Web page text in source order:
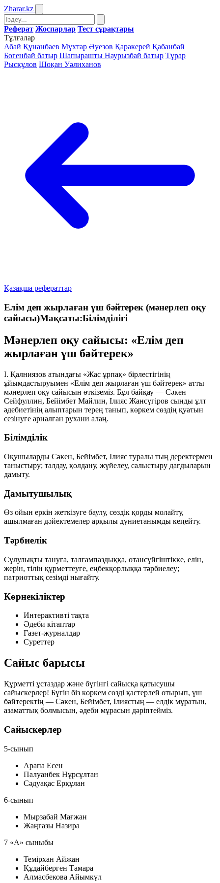
Zharar.kz
Реферат Жоспарлар Тест сұрақтары
Тұлғалар
Абай Құнанбаев Мұхтар Әуезов Қаракерей Қабанбай
Бөгенбай батыр Шапырашты Наурызбай батыр Тұрар
Рысқұлов Шоқан Уәлиханов
Қазақша рефераттар
Елім деп жырлаған үш бәйтерек (мәнерлеп оқу
сайысы)Мақсаты:Білімділігі
Мәнерлеп оқу сайысы: «Елім деп
жырлаған үш бәйтерек»
І. Қалниязов атындағы «Жас ұрпақ» бірлестігінің
ұйымдастыруымен «Елім деп жырлаған үш бәйтерек» атты
мәнерлеп оқу сайысын өткіземіз. Бұл байқау — Сәкен
Сейфуллин, Бейімбет Майлин, Ілияс Жансүгіров сынды ұлт
әдебиетінің алыптарын терең танып, көркем сөздің қуатын
сезінуге арналған рухани алаң.
Білімділік
Оқушыларды Сәкен, Бейімбет, Ілияс туралы тың деректермен
таныстыру; талдау, қолдану, жүйелеу, салыстыру дағдыларын
дамыту.
Дамытушылық
Өз ойын еркін жеткізуге баулу, сөздік қорды молайту,
ашылмаған дәйектемелер арқылы дүниетанымды кеңейту.
Тәрбиелік
Сұлулықты тануға, талғампаздыққа, отансүйгіштікке, елін,
жерін, тілін құрметтеуге, еңбекқорлыққа тәрбиелеу;
патриоттық сезімді нығайту.
Көрнекіліктер
Интерактивті тақта
Әдеби кітаптар
Газет-журналдар
Суреттер
Сайыс барысы
Құрметті ұстаздар және бүгінгі сайысқа қатысушы
сайыскерлер! Бүгін біз көркем сөзді қастерлей отырып, үш
бәйтеректің — Сәкен, Бейімбет, Ілиястың — елдік мұратын,
азаматтық болмысын, әдеби мұрасын дәріптейміз.
Сайыскерлер
5-сынып
Арапа Есен
Палуанбек Нұрсұлтан
Сәдуақас Ерқұлан
6-сынып
Мырзабай Мағжан
Жаңғазы Назира
7 «А» сыныбы
Темірхан Айжан
Құдайберген Тамара
Алмасбекова Айымкүл